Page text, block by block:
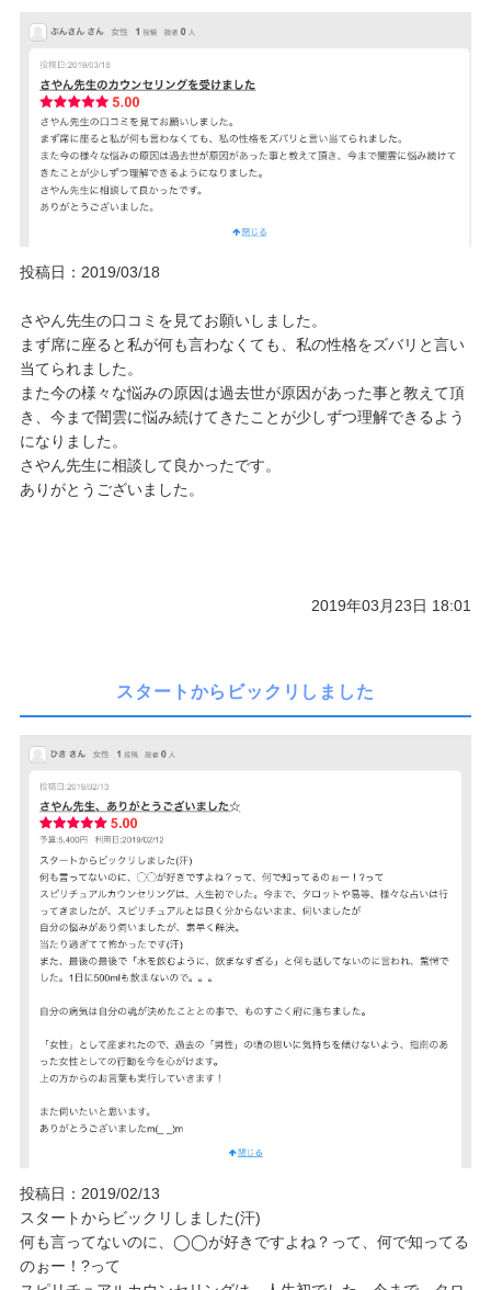
投稿日：2019/03/18
さやん先生の口コミを見てお願いしました。
まず席に座ると私が何も言わなくても、私の性格をズバリと言い
当てられました。
また今の様々な悩みの原因は過去世が原因があった事と教えて頂
き、今まで闇雲に悩み続けてきたことが少しずつ理解できるよう
になりました。
さやん先生に相談して良かったです。
ありがとうございました。
2019年03月23日 18:01
スタートからビックリしました
投稿日：2019/02/13
スタートからビックリしました(汗)
何も言ってないのに、◯◯が好きですよね？って、何で知ってる
のぉー！?って